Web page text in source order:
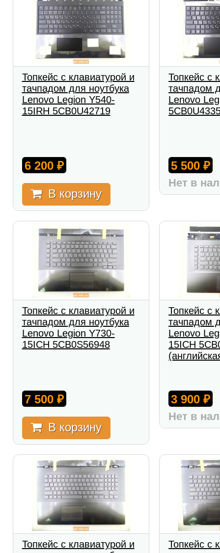
Топкейс с клавиатурой и
тачпадом для ноутбука
Lenovo Legion Y540-
15IRH 5CB0U42719
6 200 ₽
В корзину
Топкейс с
тачпадом
Lenovo
5 500₽
Нет в
Топкейс с клавиатурой и
тачпадом для ноутбука
Lenovo Legion Y730-
15ICH 5CB0S56948
7 500 ₽
В корзину
Топкейс с
тачпадом
Lenovo
15ICH
3 900₽
Нет в
Топкейс с клавиатурой и
Топкейс с